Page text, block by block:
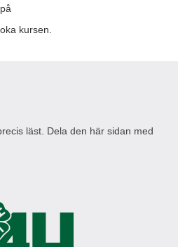
kursen.
läst. Dela den här sidan med